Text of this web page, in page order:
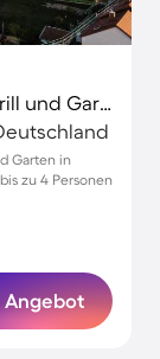
Familienorientierte Wohnung mit Grill und Garten | Gartenblick | Perfekt für die Arbeit von Zuhause
Garten in
zu 4 Personen
Angebot